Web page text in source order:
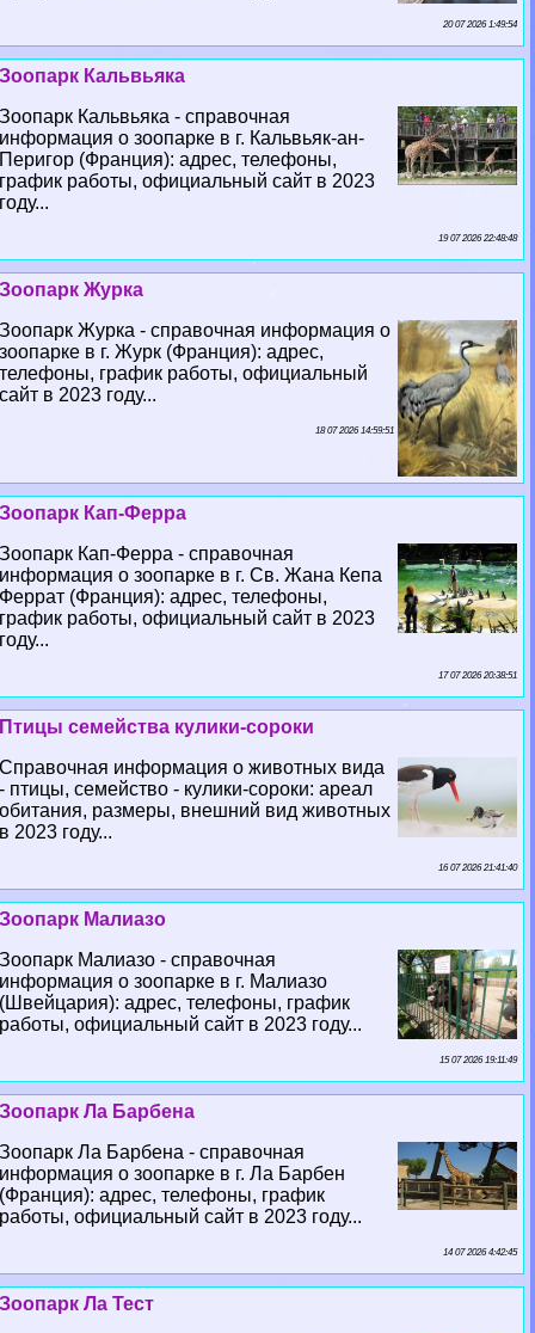
20 07 2026 1:49:54
Зоопарк Кальвьяка
Зоопарк Кальвьяка - справочная
информация о зоопарке в г. Кальвьяк-ан-
Перигор (Франция): адрес, телефоны,
график работы, официальный сайт в 2023
году...
19 07 2026 22:48:48
Зоопарк Журка
Зоопарк Журка - справочная информация о
зоопарке в г. Журк (Франция): адрес,
телефоны, график работы, официальный
сайт в 2023 году...
18 07 2026 14:59:51
Зоопарк Кап-Ферра
Зоопарк Кап-Ферра - справочная
информация о зоопарке в г. Св. Жана Кепа
Феррат (Франция): адрес, телефоны,
график работы, официальный сайт в 2023
году...
17 07 2026 20:38:51
Птицы семейства кулики-сороки
Справочная информация о животных вида
- птицы, семейство - кулики-сороки: ареал
обитания, размеры, внешний вид животных
в 2023 году...
16 07 2026 21:41:40
Зоопарк Малиазо
Зоопарк Малиазо - справочная
информация о зоопарке в г. Малиазо
(Швейцария): адрес, телефоны, график
работы, официальный сайт в 2023 году...
15 07 2026 19:11:49
Зоопарк Ла Барбена
Зоопарк Ла Барбена - справочная
информация о зоопарке в г. Ла Барбен
(Франция): адрес, телефоны, график
работы, официальный сайт в 2023 году...
14 07 2026 4:42:45
Зоопарк Ла Тест